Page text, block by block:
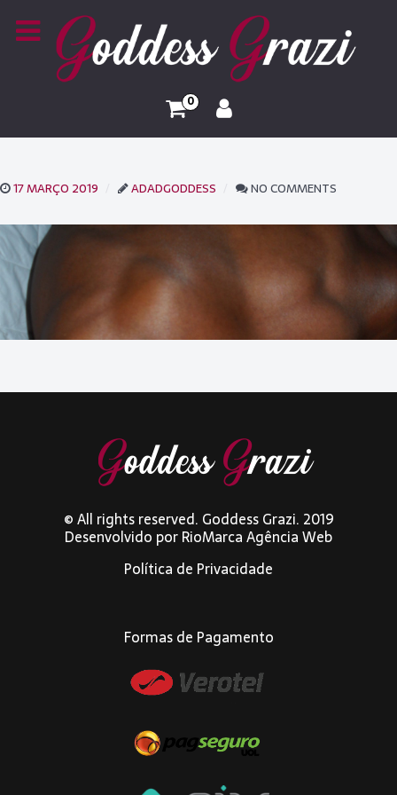
0
17 MARÇO 2019 ADADGODDESS NO COMMENTS
© All rights reserved. Goddess Grazi. 2019
Desenvolvido porRioMarca Agência Web
Política de Privacidade
Formas de Pagamento